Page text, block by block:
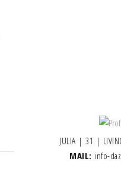
JULIA | 31 |
MAIL: info-